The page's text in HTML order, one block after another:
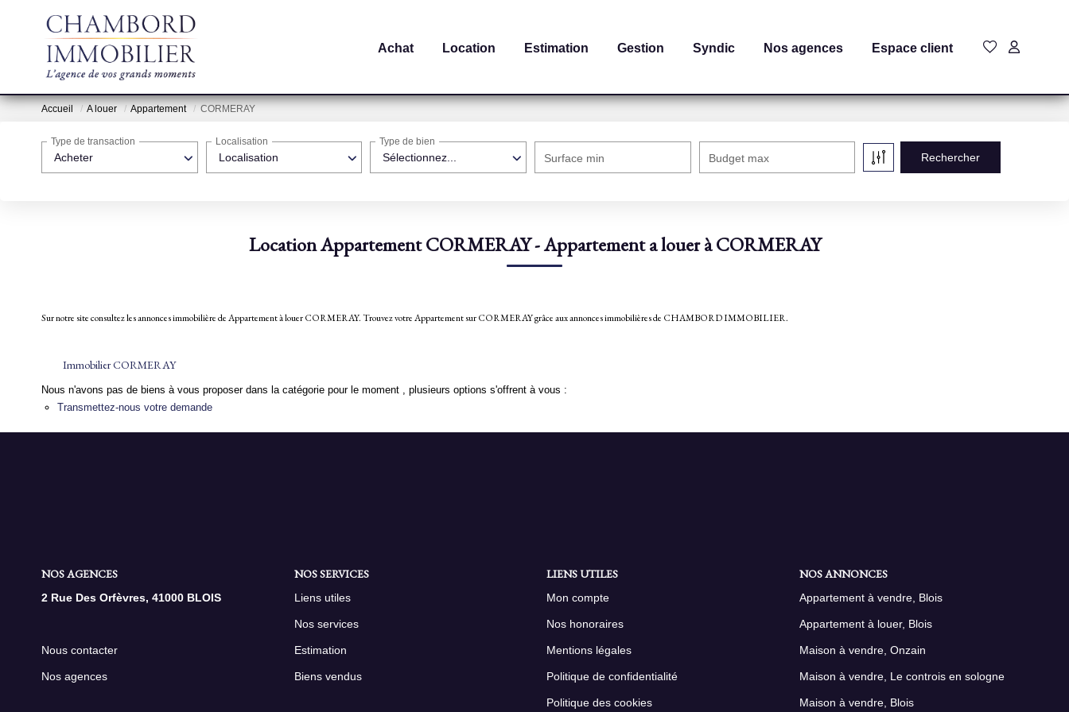
Achat Location Estimation Gestion Syndic Nos agences Espace client
Accueil A louer Appartement CORMERAY
Acheter
Type de transaction
Localisation
Localisation
Sélectionnez...
Type de bien
Surface min Budget max
Location Appartement CORMERAY - Appartement a louer à CORMERAY
Sur notre site consultez les annonces immobilière de Appartement à louer CORMERAY. Trouvez votre Appartement sur CORMERAY grâce aux annonces immobilières de CHAMBORD IMMOBILIER.
Immobilier CORMERAY
Nous n'avons pas de biens à vous proposer dans la catégorie pour le moment , plusieurs options s'offrent à vous :
Transmettez-nous votre demande
NOS AGENCES
2 Rue Des Orfèvres, 41000 BLOIS
Nous contacter
Nos agences
NOS SERVICES
Liens utiles
Nos services
Estimation
Biens vendus
LIENS UTILES
Mon compte
Nos honoraires
Mentions légales
Politique de confidentialité
Politique des cookies
NOS ANNONCES
Appartement à vendre, Blois
Appartement à louer, Blois
Maison à vendre, Onzain
Maison à vendre, Le controis en sologne
Maison à vendre, Blois